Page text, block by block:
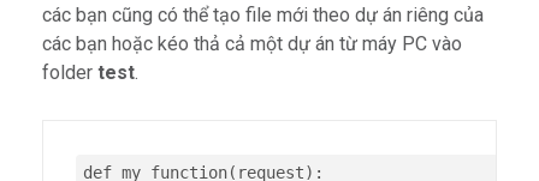
các bạn cũng có thể tạo file mới theo dự án riêng của
các bạn hoặc kéo thả cả một dự án từ máy PC vào
folder test.
def my_function(request):